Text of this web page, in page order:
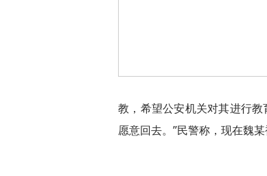
教，希望公安机关对其进行
愿意回去。”民警称，现在魏